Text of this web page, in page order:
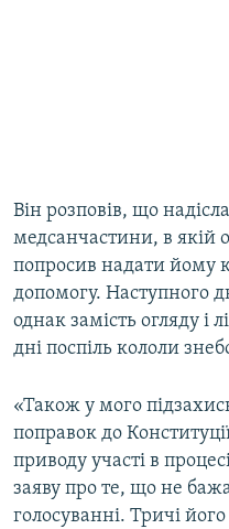
Він розповів, що
медсанчастини, в якій
попросив надати йому
допомогу. Наступного
однак замість огляду і
дні поспіль кололи
«Також у мого
поправок до
приводу участі в
заяву про те, що не
голосуванні. Тричі